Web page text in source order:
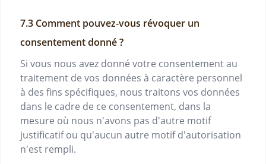
Comment pouvez-vous révoquer un
consentement donné ?
Si vous nous avez donné votre consentement au
traitement de vos données à caractère personnel
à des fins spécifiques, nous traitons vos données
dans le cadre de ce consentement, dans la
mesure où nous n'avons pas d'autre motif
justificatif ou qu'aucun autre motif d'autorisation
n'est rempli.